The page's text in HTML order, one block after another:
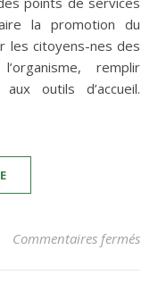
la promotion du
les citoyens-nes des
remplir
outils d’accueil.
Commentaires fermés